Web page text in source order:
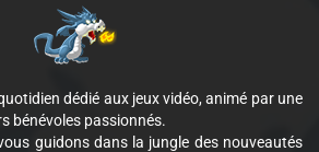
dédié aux jeux vidéo, animé par une
bénévoles passionnés.
guidons dans la jungle des nouveautés